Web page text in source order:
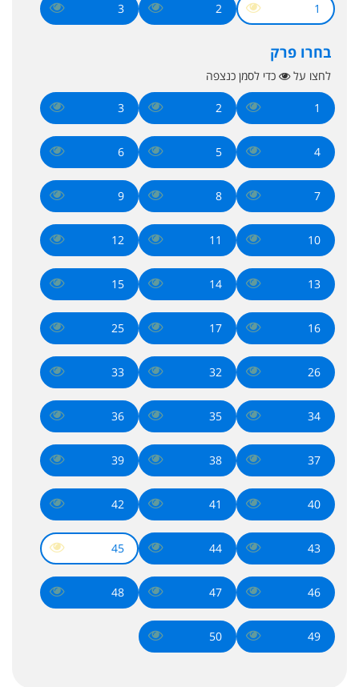
1
2
3
בחרו פרק
לחצו על כדי לסמן כנצפה
1
2
3
4
5
6
7
8
9
10
11
12
13
14
15
16
17
25
26
32
33
34
35
36
37
38
39
40
41
42
43
44
45
46
47
48
49
50